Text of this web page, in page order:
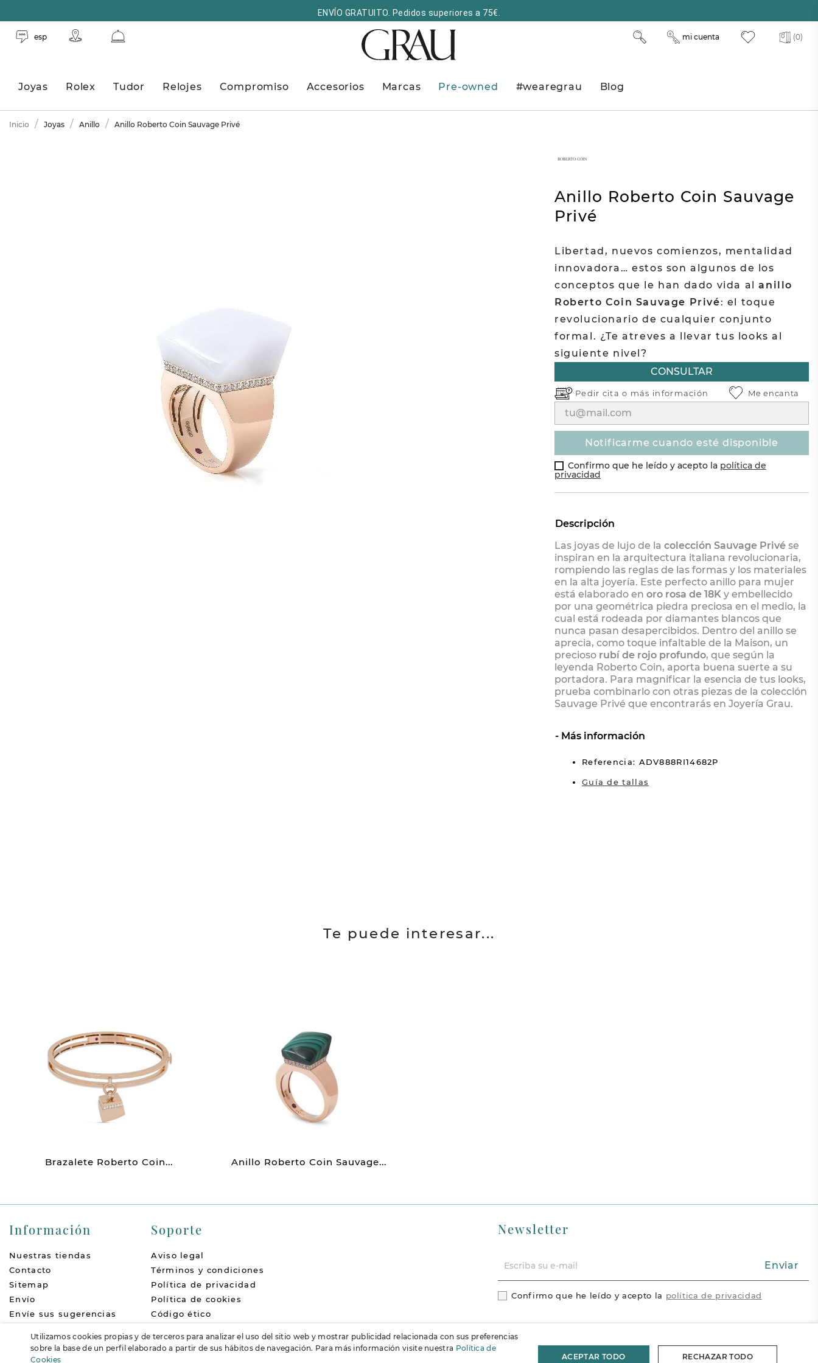
ENVÍO GRATUITO. Pedidos superiores a 75€.
esp (0)
mi cuenta
Joyas Rolex Tudor Relojes Compromiso Accesorios Marcas Pre-owned #wearegrau Blog
Inicio Joyas Anillo Anillo Roberto Coin Sauvage Privé
Anillo Roberto Coin Sauvage
Privé
Libertad, nuevos comienzos, mentalidad
innovadora… estos son algunos de los
conceptos que le han dado vida alanillo
Roberto Coin Sauvage Privé: el toque
revolucionario de cualquier conjunto
formal. ¿Te atreves a llevar tus looks al
siguiente nivel?
CONSULTAR
Pedir cita o más información
notificarme cuando esté disponible
Confirmo que he leído y acepto la política de
privacidad
Me encanta
Descripción
Las joyas de lujo de la colección Sauvage Privése
inspiran en la arquitectura italiana revolucionaria,
rompiendo las reglas de las formas y los materiales
en la alta joyería. Este perfecto anillo para mujer
está elaborado en oro rosa de 18K y embellecido
por una geométrica piedra preciosa en el medio, la
cual está rodeada por diamantes blancos que
nunca pasan desapercibidos. Dentro del anillo se
aprecia, como toque infaltable de la Maison, un
precioso rubí de rojo profundo, que según la
leyenda Roberto Coin, aporta buena suerte a su
portadora. Para magnificar la esencia de tus looks,
prueba combinarlo con otras piezas de la colección
Sauvage Privé que encontrarás en Joyería Grau.
Más información
Referencia: ADV888RI14682P
Guía de tallas
Te puede interesar...
Brazalete Roberto Coin... Anillo Roberto Coin Sauvage...
Información
Nuestras tiendas
Contacto
Sitemap
Envío
Envíe sus sugerencias
Accesibilidad
Soporte
Aviso legal
Términos y condiciones
Política de privacidad
Política de cookies
Código ético
FAQs
Newsletter
Enviar
Confirmo que he leído y acepto la política de privacidad
Utilizamos cookies propias y de terceros para analizar el uso del sitio web y mostrar publicidad relacionada con sus preferencias
sobre la base de un perfil elaborado a partir de sus hábitos de navegación. Para más información visite nuestra Política de
Cookies
ACEPTAR TODO RECHAZAR TODO